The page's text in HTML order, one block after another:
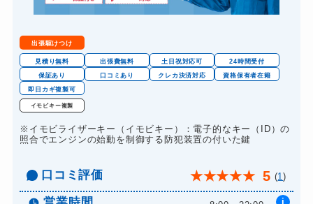
出張駆けつけ
見積り無料 出張費無料 土日祝対応可
24時間受付
保証あり
口コミあり クレカ決済対応
資格保有者在籍
即日カギ複製可
イモビキー複製
※イモビライザーキー（イモビキー）：電子的なキー（ID）の
照合でエンジンの始動を制御する防犯装置の付いた鍵
口コミ評価 ★★★★★ 5 (1)
i